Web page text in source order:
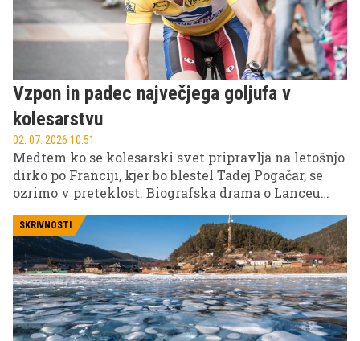
Vzpon in padec največjega goljufa v
kolesarstvu
02. 07. 2026 10.51
Medtem ko se kolesarski svet pripravlja na letošnjo
dirko po Franciji, kjer bo blestel Tadej Pogačar, se
ozrimo v preteklost. Biografska drama o Lanceu
kolesarstva in mrežo prevar, ki je pretresla šport.
SKRIVNOSTI